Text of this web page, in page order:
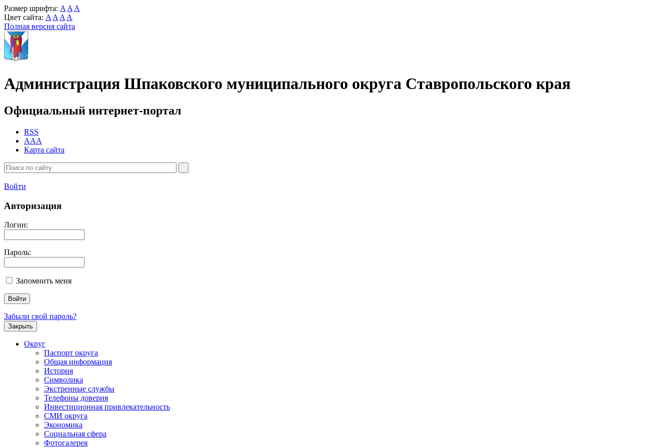
Размер шрифта: A A A
Цвет сайта: A A A A
Полная версия сайта
Администрация Шпаковского муниципального округа Ставропольского края
Официальный интернет-портал
RSS
AAA
Карта сайта
Войти
Авторизация
Логин:
Пароль:
Запомнить меня
Забыли свой пароль?
Закрыть
Округ
Паспорт округа
Общая информация
История
Символика
Экстренные службы
Телефоны доверия
Инвестиционная привлекательность
СМИ округа
Экономика
Социальная сфера
Фотогалерея